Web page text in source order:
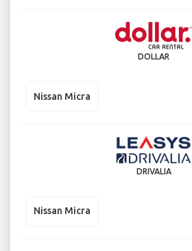
DOLLAR
Nissan Micra
DRIVALIA
Nissan Micra